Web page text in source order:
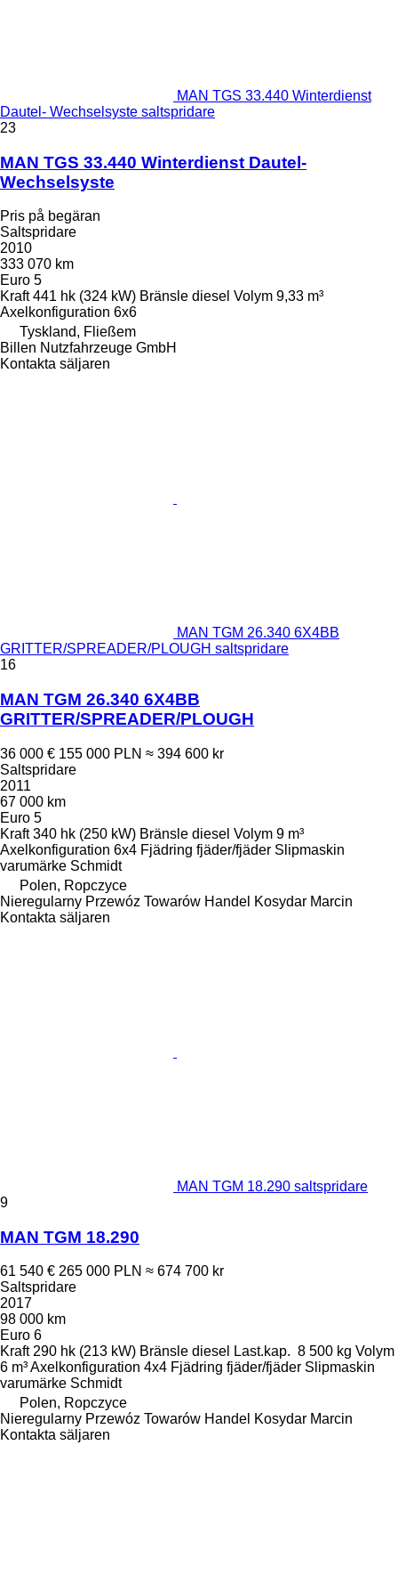
MAN TGS 33.440 Winterdienst
Dautel- Wechselsyste saltspridare
23
MAN TGS 33.440 Winterdienst Dautel-
Wechselsyste
Pris på begäran
Saltspridare
2010
333 070 km
Euro 5
Kraft 441 hk (324 kW) Bränsle diesel Volym 9,33 m³
Axelkonfiguration 6x6
Tyskland, Fließem
Billen Nutzfahrzeuge GmbH
Kontakta säljaren
MAN TGM 26.340 6X4BB
GRITTER/SPREADER/PLOUGH saltspridare
16
MAN TGM 26.340 6X4BB
GRITTER/SPREADER/PLOUGH
36 000 € 155 000 PLN ≈ 394 600 kr
Saltspridare
2011
67 000 km
Euro 5
Kraft 340 hk (250 kW) Bränsle diesel Volym 9 m³
Axelkonfiguration 6x4 Fjädring fjäder/fjäder Slipmaskin
varumärke Schmidt
Polen, Ropczyce
Nieregularny Przewóz Towarów Handel Kosydar Marcin
Kontakta säljaren
MAN TGM 18.290 saltspridare
9
MAN TGM 18.290
61 540 € 265 000 PLN ≈ 674 700 kr
Saltspridare
2017
98 000 km
Euro 6
Kraft 290 hk (213 kW) Bränsle diesel Last.kap. 8 500 kg Volym
6 m³Axelkonfiguration 4x4 Fjädring fjäder/fjäder Slipmaskin
varumärke Schmidt
Polen, Ropczyce
Nieregularny Przewóz Towarów Handel Kosydar Marcin
Kontakta säljaren